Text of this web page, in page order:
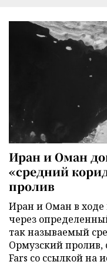
Иран и Оман
«средний
пролив
Иран и Оман в ходе
через
так называемый
Ормузский пролив,
Fars со ссылкой на